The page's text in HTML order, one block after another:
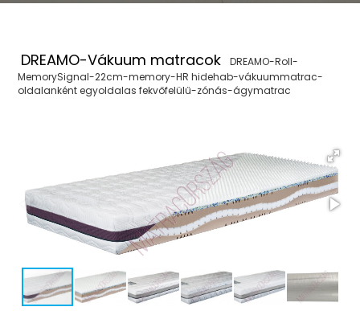
DREAMO-Vákuum matracok
DREAMO-Roll-
MemorySignal-22cm-memory-HR hidehab-vákuummatrac-
oldalanként egyoldalas fekvőfelülű-zónás-ágymatrac